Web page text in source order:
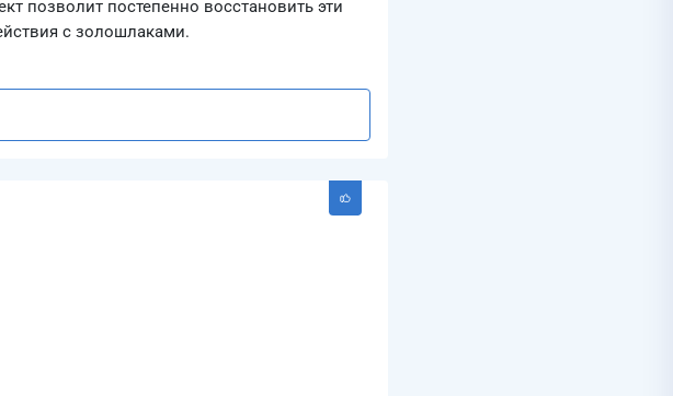
позволит постепенно восстановить эти
с золошлаками.